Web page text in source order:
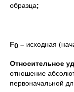
образца;
F0 – исходная
Относительное
отношение
первоначальной